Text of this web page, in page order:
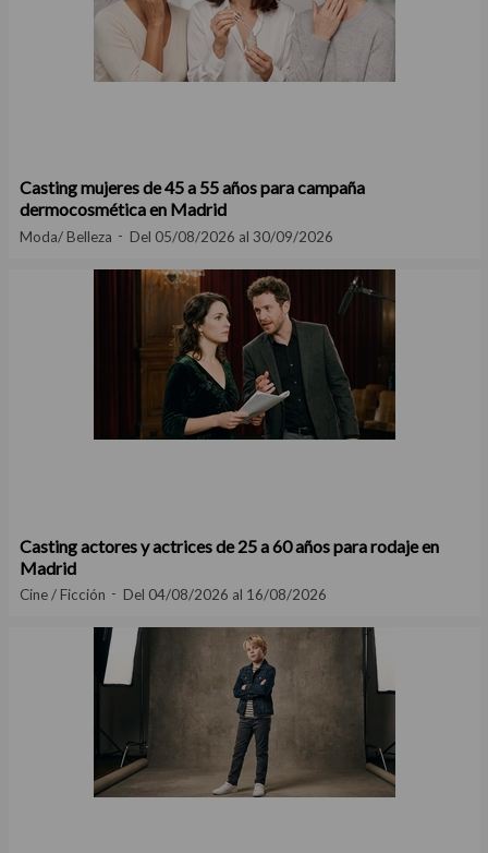
Casting mujeres de 45 a 55 años para campaña
dermocosmética en Madrid
Moda/ Belleza Del 05/08/2026 al 30/09/2026
Casting actores y actrices de 25 a 60 años para rodaje en
Madrid
Cine / Ficción Del 04/08/2026 al 16/08/2026